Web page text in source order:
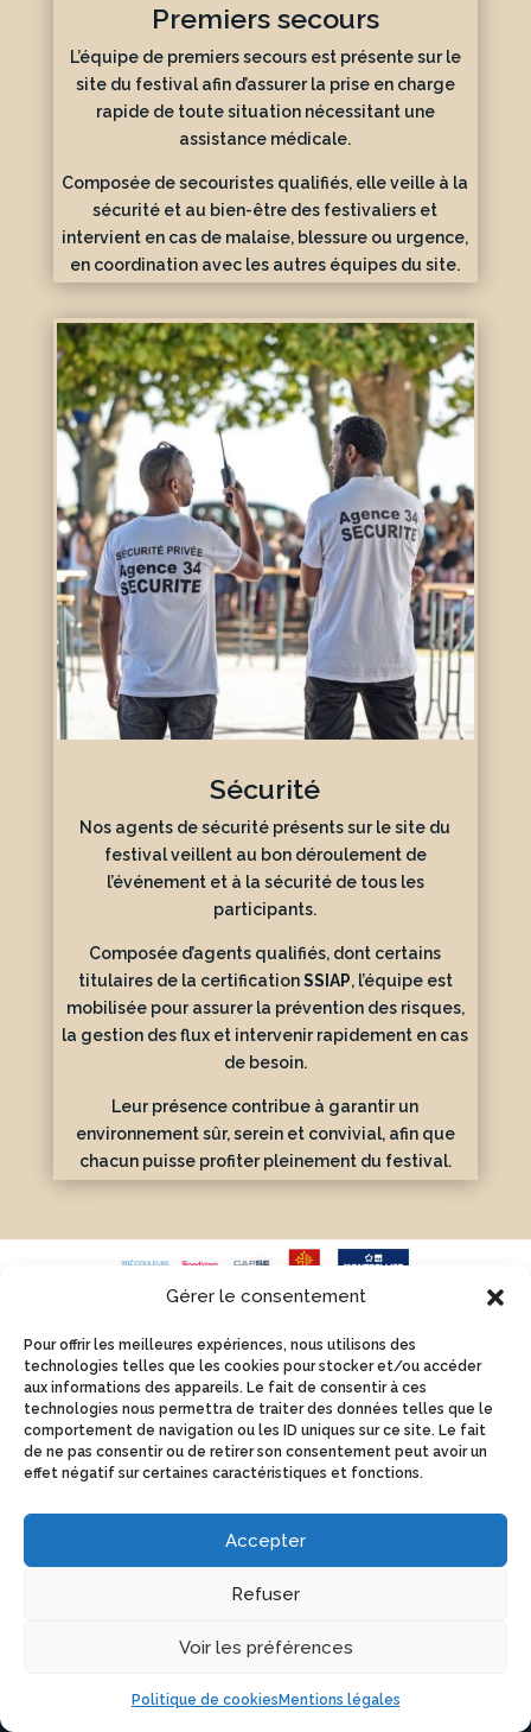
Gérer le consentement
Pour offrir les meilleures expériences, nous utilisons des
technologies telles que les cookies pour stocker et/ou accéder
aux informations des appareils. Le fait de consentir à ces
technologies nous permettra de traiter des données telles que le
comportement de navigation ou les ID uniques sur ce site. Le fait
de ne pas consentir ou de retirer son consentement peut avoir un
effet négatif sur certaines caractéristiques et fonctions.
Accepter
Refuser
Voir les préférences
Politique de cookies Mentions légales
Premiers secours
L’équipe de premiers secours est présente sur le
site du festival afin d’assurer la prise en charge
rapide de toute situation nécessitant une
assistance médicale.
Composée de secouristes qualifiés, elle veille à la
sécurité et au bien-être des festivaliers et
intervient en cas de malaise, blessure ou urgence,
en coordination avec les autres équipes du site.
Sécurité
Nos agents de sécurité présents sur le site du
festival veillent au bon déroulement de
l’événement et à la sécurité de tous les
participants.
Composée d’agents qualifiés, dont certains
titulaires de la certificationSSIAP, l’équipe est
mobilisée pour assurer la prévention des risques,
la gestion des flux et intervenir rapidement en cas
de besoin.
Leur présence contribue à garantir un
environnement sûr, serein et convivial, afin que
chacun puisse profiter pleinement du festival.
FESTIVAL INTERNATIONAL
DE MUSIQUE ET DANSE SWING
Siège social :
Association Art, Corps & Lumière